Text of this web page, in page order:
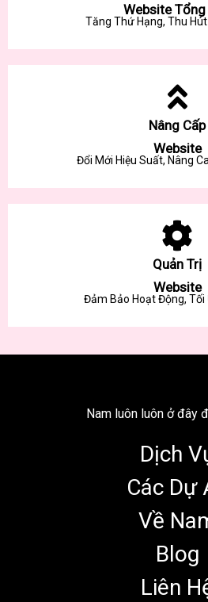
Website Tổng
Tăng Thứ Hạng, Thu
Nâng Cấp
Website
Đổi Mới Hiệu Suất, Nâng
Quản Trị
Website
Đảm Bảo Hoạt Động, Tối
Nam luôn luôn ở đây
Dịch
Các Dự
Về
Blog
Liên